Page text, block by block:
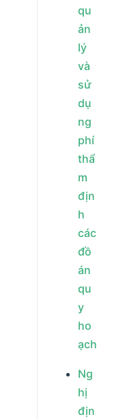
qu
ản
lý
và
sử
dụ
ng
phí
thẩ
m
địn
h
các
đồ
án
qu
y
ho
ạch
Ng
hị
địn